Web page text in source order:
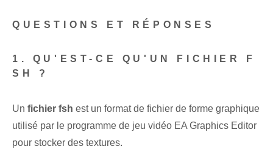
QUESTIONS ET RÉPONSES
1. QU'EST-CE QU'UN FICHIER F
SH ?
Un fichier fsh est un format de fichier de forme graphique
utilisé par le programme de jeu vidéo EA Graphics Editor
pour stocker des textures.